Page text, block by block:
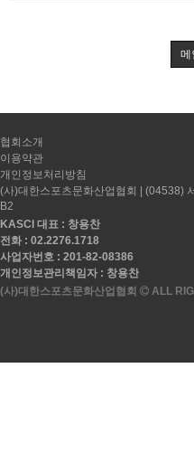
메
협회소개
이용약관
개인정보처리방침
(사)대한스포츠문화산업협회 | (04538)
B2
KASCI 대표 : 창용찬
전화 : 02.2276.1718
사업자번호 : 201-82-08386
개인정보관리책임자 : 창용찬
(사)대한스포츠문화산업협회
ALL